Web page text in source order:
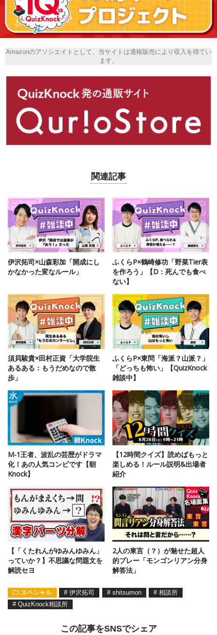
Amazonのアソシエイトとして、当サイトは適格販売により収入を得てい
ます。
関連記事
伊沢拓司×山森彩加「開成にし
かなかった変なルール」
ふくらP×鶴崎修功「野菜Tier表
を作ろう」【D：死んでも食べ
ない】
須貝駿貴×田村正資「大学院生
あるある：もうだめなので散
歩」
ふくらP×東問「海派？山派？」
「どっちも怖い」【QuizKnock
雑談中】
M-1王者、波乱の芸歴がドラマ
化！あの人気コンビです【朝
Knock】
【12時間クイズ】読めばもっと
楽しめる！ルール説明&出場者
紹介
【「くたれんがゆみんゆみん」
っていか？】不思議な問題文を
解読セヨ
2人の東言（？）が魅せた超人
的プレー「モンゴンリアン分身
解答法」
スペシャル # 伊沢拓司 # shitsumon # 相談所
# QuizKnock相談所
この記事をSNSでシェア